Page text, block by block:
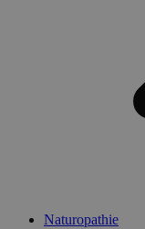
Naturopathie